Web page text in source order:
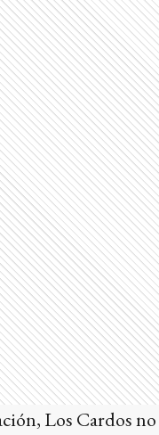
Los Cardos no